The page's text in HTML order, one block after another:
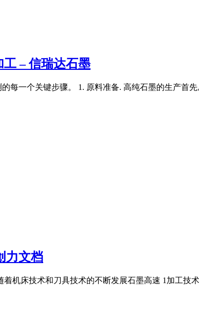
– 信瑞达石墨
每一个关键步骤。 1. 原料准备. 高纯石墨的生产首
力文档
机床技术和刀具技术的不断发展石墨高速 1加工技